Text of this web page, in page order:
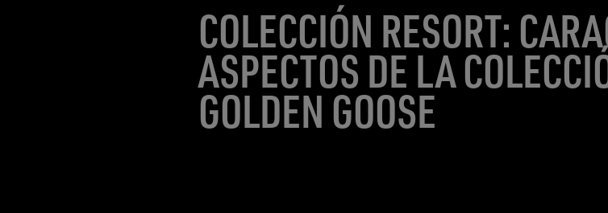
COLECCIÓN RESORT:
ASPECTOS DE LA
GOLDEN GOOSE